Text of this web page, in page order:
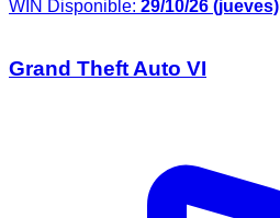
WIN Disponible: 29/10/26 (jueves)
Grand Theft Auto VI